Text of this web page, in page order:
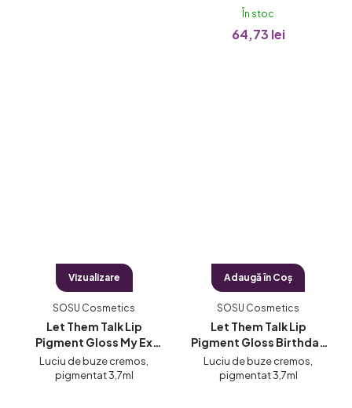
În stoc
64,73 lei
Let Them Talk Lip
Pigment Gloss My Ex
Calling
SOSU Cosmetics
Vizualizare
Luciu de buze cremos,
pigmentat 3,7ml
Let Them Talk Lip
Pigment Gloss Birthday
Suit
SOSU Cosmetics
Adaugă în Coş
Luciu de buze cremos,
pigmentat 3,7ml